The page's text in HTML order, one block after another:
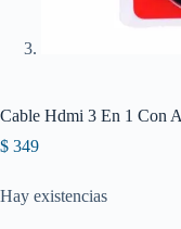
Cable Hdmi 3 En 1 Con
$ 349
Hay existencias